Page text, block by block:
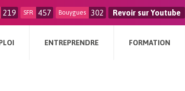
219 SFR 457 Bouygues 302 Revoir sur Youtube
ENTREPRENDRE FORMATION